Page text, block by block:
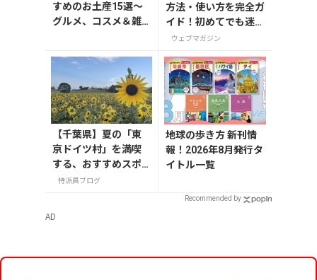
すめのお土産15選～
グルメ、コスメ＆雑
方法・使い方を完全ガ
イド！初めてでも迷わ
ない
ウェブマガジン
【千葉県】夏の「東
京ドイツ村」を満喫
する、おすすめスポ
ット3選
特派員ブログ
地球の歩き方 新刊情
報！2026年8月発行タ
イトル一覧
Recommended by
AD